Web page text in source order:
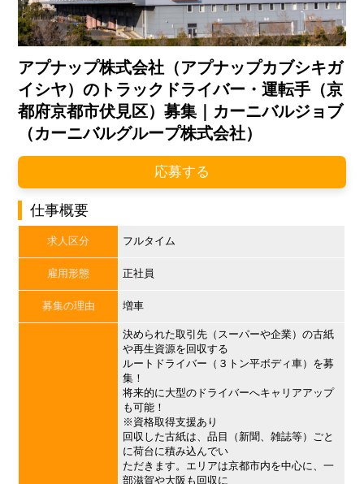
アプナップ株式会社（アプナップカブシキガ
イシヤ）のトラックドライバー・運転手（京
都府京都市伏見区）募集｜カーニバルジョブ
（カーニバルグループ株式会社）
応募する
仕事概要
求人区分 フルタイム
雇用形態 正社員
募集の理由 増車
決められた取引先（スーパーや企業）の古紙
や再生資源を回収する
ルートドライバー（３トン平ボディ車）を募
集！
将来的に大型のドライバーへキャリアアップ
も可能！
※資格取得支援あり
回収した古紙は、品目（新聞、雑誌等）ごと
に荷台に積み込んでい
ただきます。エリアは京都市内を中心に、一
部滋賀や大阪も回収に